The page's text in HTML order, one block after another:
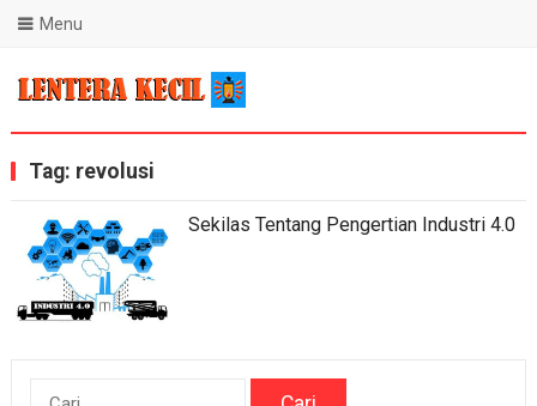
Blog Lentera Kecil
Menu
Tag: revolusi
Sekilas Tentang Pengertian Industri 4.0
Cari